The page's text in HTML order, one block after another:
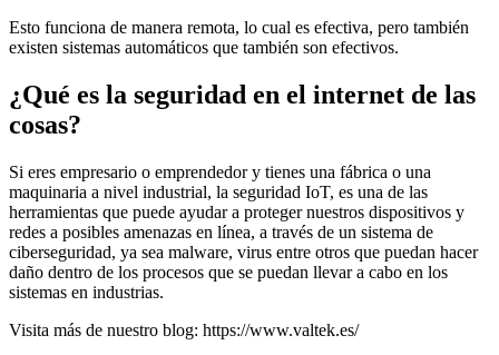
Esto funciona de manera remota, lo cual es efectiva, pero también
existen sistemas automáticos que también son efectivos.
¿Qué es la seguridad en el internet de las
cosas?
Si eres empresario o emprendedor y tienes una fábrica o una
maquinaria a nivel industrial, la seguridad IoT, es una de las
herramientas que puede ayudar a proteger nuestros dispositivos y
redes a posibles amenazas en línea, a través de un sistema de
ciberseguridad, ya sea malware, virus entre otros que puedan hacer
daño dentro de los procesos que se puedan llevar a cabo en los
sistemas en industrias.
Visita más de nuestro blog: https://www.valtek.es/